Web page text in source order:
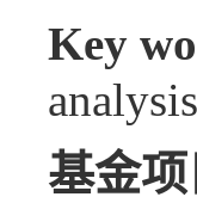
Key
基金项